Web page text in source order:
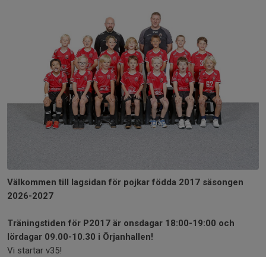
Välkommen till lagsidan för pojkar födda 2017 säsongen
2026-2027
Träningstiden för P2017 är onsdagar 18:00-19:00 och
lördagar 09.00-10.30 i Örjanhallen!
Vi startar v35!